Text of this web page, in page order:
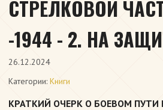
СТРЕЛКОВОЙ
-1944 - 2. НА
26.12.2024
Категории: Книги
КРАТКИЙ ОЧЕРК О БОЕВОМ ПУТИ